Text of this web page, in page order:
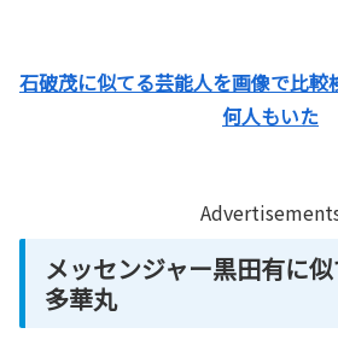
石破茂に似てる芸能人を画像で比較
何人もいた
メッセンジャー黒田有に
多華丸